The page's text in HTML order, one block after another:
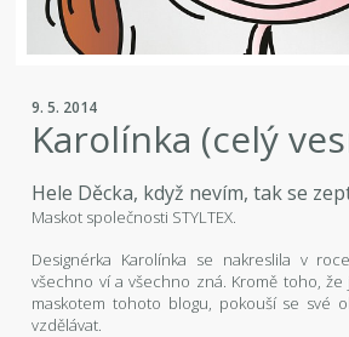
9. 5. 2014
Karolínka (celý
Hele Děcka, když nevím, tak se
Maskot společnosti STYLTEX.
Designérka Karolínka se nakreslila v
všechno ví a všechno zná. Kromě toho,
maskotem tohoto blogu, pokouší se své
vzdělávat.